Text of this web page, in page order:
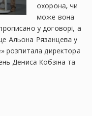
охорона, чи
може вона
у договорі, а
Альона Рязанцева у
розпитала директора
Дениса Кобзіна та